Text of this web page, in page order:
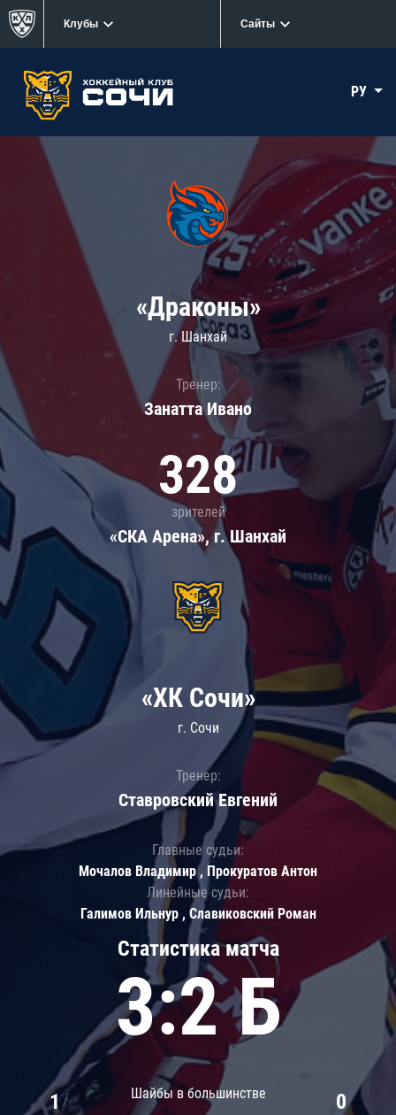
Клубы Сайты
РУ
«Драконы»
г. Шанхай
Тренер:
Занатта Иванo
328
зрителей
«СКА Арена», г. Шанхай
Статистика матча
3:2 Б
Шайбы в большинстве
1 0
«ХК Сочи»
г. Сочи
Тренер:
Ставровский Евгений
Главные судьи:
Мочалов Владимир , Прокуратов Антон
Линейные судьи:
Галимов Ильнур , Славиковский Роман